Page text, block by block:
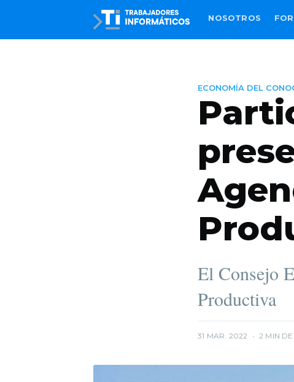
NOSOTROS
ECONOMÍA DEL
El Consejo
Productiva
31 MAR. 2022 • 2 MIN